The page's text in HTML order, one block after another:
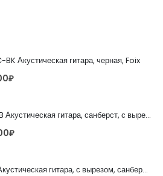
Акустическая гитара, черная, Foix
₽
FFG-1040SB Акустическая гитара, санберст, с вырезом, Foix
₽
C901T-BS Акустическая гитара, с вырезом, санберст, Caraya